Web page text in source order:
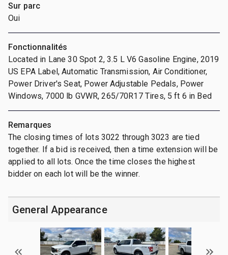
Sur parc
Oui
Fonctionnalités
Located in Lane 30 Spot 2, 3.5 L V6 Gasoline Engine, 2019
US EPA Label, Automatic Transmission, Air Conditioner,
Power Driver's Seat, Power Adjustable Pedals, Power
Windows, 7000 lb GVWR, 265/70R17 Tires, 5 ft 6 in Bed
Remarques
The closing times of lots 3022 through 3023 are tied
together. If a bid is received, then a time extension will be
applied to all lots. Once the time closes the highest
bidder on each lot will be the winner.
General Appearance